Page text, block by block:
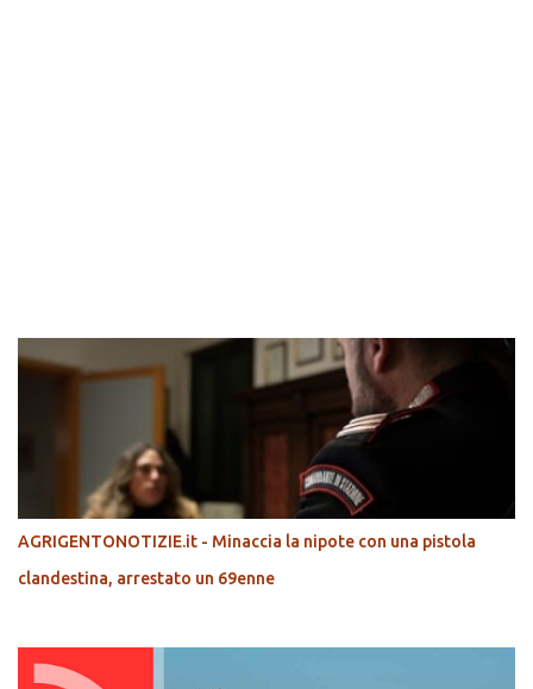
AGRIGENTONOTIZIE.it - Minaccia la nipote con una pistola
clandestina, arrestato un 69enne